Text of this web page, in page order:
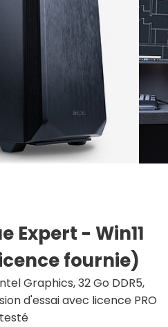
Expert - Win11
fournie)
Graphics, 32 Go DDR5,
d'essai avec licence PRO